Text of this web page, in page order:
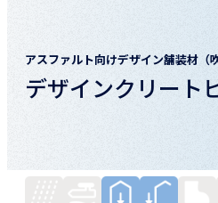
アスファルト向けデザイン舗装材（
デザインクリート